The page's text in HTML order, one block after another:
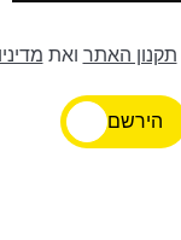
תקנון האתר ואת
הירשם